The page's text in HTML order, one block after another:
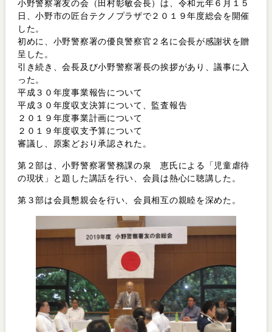
小野警察署友の会（田村彰敏会長）は、令和元年６月１５
日、小野市の匠台テクノプラザで２０１９年度総会を開催
した。
初めに、小野警察署の優良警察官２名に会長が感謝状を贈
呈した。
引き続き、会長及び小野警察署長の挨拶があり、議事に入
った。
平成３０年度事業報告について
平成３０年度収支決算について、監査報告
２０１９年度事業計画について
２０１９年度収支予算について
審議し、原案どおり承認された。
第２部は、小野警察署警務課の泉 恵氏による「児童虐待
の現状」と題した講話を行い、会員は熱心に聴講した。
第３部は会員懇親会を行い、会員相互の親睦を深めた。